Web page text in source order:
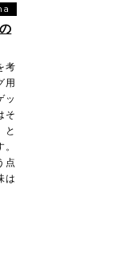
考
用
ッ
そ
と
点
は